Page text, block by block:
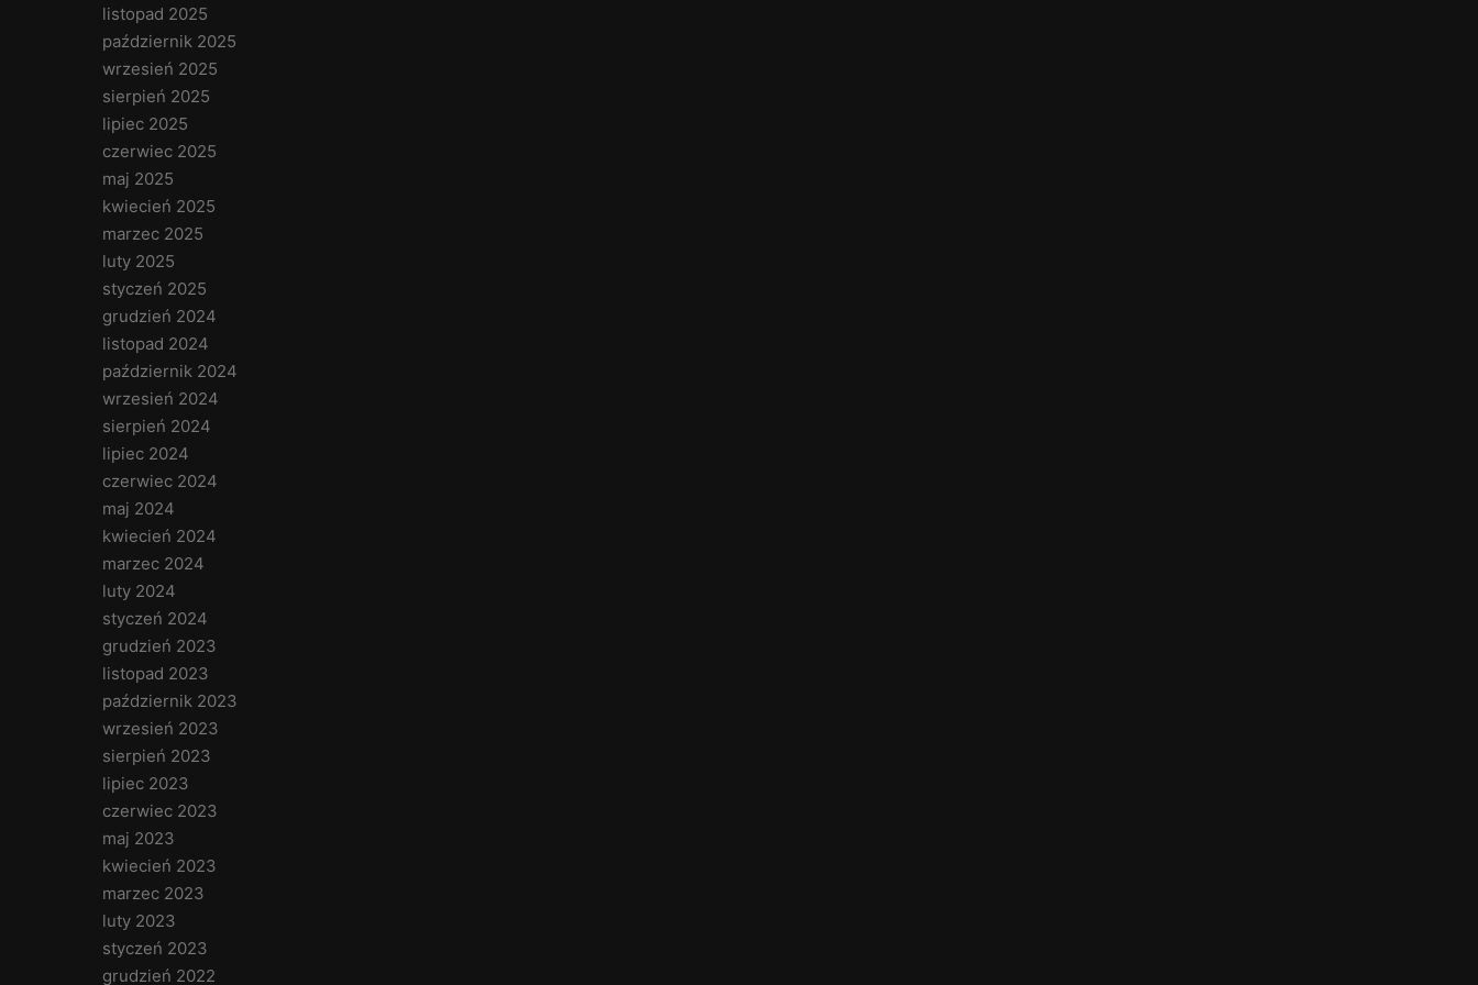
listopad 2025
październik 2025
wrzesień 2025
sierpień 2025
lipiec 2025
czerwiec 2025
maj 2025
kwiecień 2025
marzec 2025
luty 2025
styczeń 2025
grudzień 2024
listopad 2024
październik 2024
wrzesień 2024
sierpień 2024
lipiec 2024
czerwiec 2024
maj 2024
kwiecień 2024
marzec 2024
luty 2024
styczeń 2024
grudzień 2023
listopad 2023
październik 2023
wrzesień 2023
sierpień 2023
lipiec 2023
czerwiec 2023
maj 2023
kwiecień 2023
marzec 2023
luty 2023
styczeń 2023
grudzień 2022